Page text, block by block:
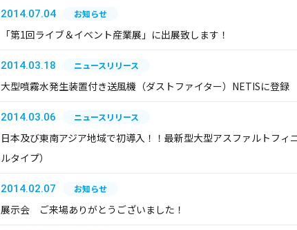
2014.07.04 お知らせ
「第1回ライブ＆イベント産業展」に出展致します！
2014.03.18 ニュースリリース
大型噴霧水発生装置付き送風機（ダストファイター）NETISに登録
2014.03.06 ニュースリリース
日本及び東南アジア地域で初導入！！最新型大型アスファルトフィ
ルタイプ）
2014.02.07 お知らせ
展示会 ご来場ありがとうございました！